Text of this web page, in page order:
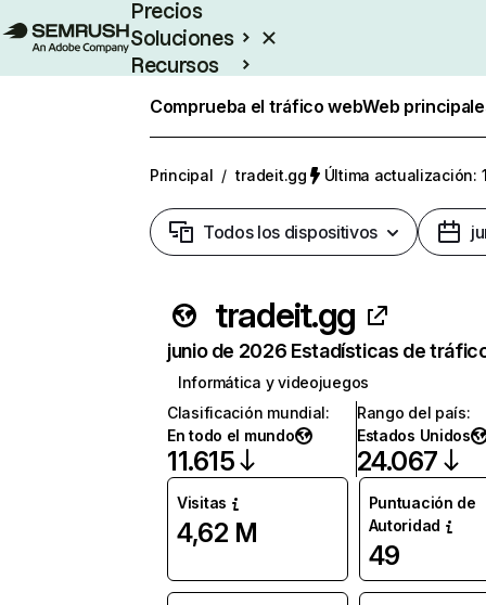
Precios
Soluciones
Recursos
Comprueba el tráfico webWeb
Principal / tradeit.gg Última actualización:
Todos los dispositivos
tradeit.gg
junio de 2026 Estadísticas de
Informática y videojuegos
Clasificación mundial:
En todo el mundo
11.615
Rango del país:
Estados Unidos
24.067
Visitas
4,62 M
Puntuación de
Autoridad
49